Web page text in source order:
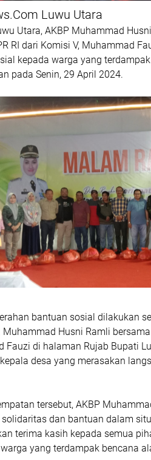
Luwu Utara
Utara, AKBP Muhammad
RI dari Komisi V, Muhammad
kepada warga yang
pada Senin, 29 April 2024.
bantuan sosial dilakukan
Muhammad Husni Ramli
Fauzi di halaman Rujab Bupati
desa yang merasakan
tersebut, AKBP
dan bantuan dalam
terima kasih kepada semua
yang terdampak bencana